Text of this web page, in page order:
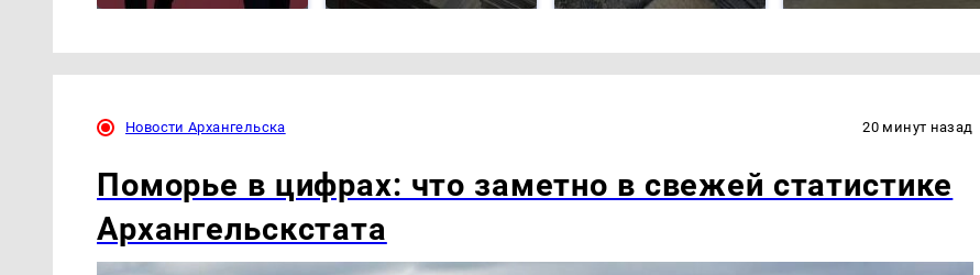
Новости Архангельска 20 минут назад
Поморье в цифрах: что заметно в свежей статистике
Архангельскстата